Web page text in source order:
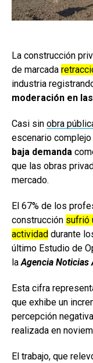
La construcción
de marcada
industria
moderación en
Casi sin obra
escenario
baja demanda
que las obras
mercado.
El 67% de los
construcción sufrió
actividad durante
último Estudio de
laAgencia Noticias
Esta cifra
que exhibe un
percepción
realizada en
El trabajo, que